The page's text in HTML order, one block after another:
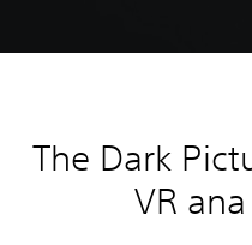
The Dark
VR